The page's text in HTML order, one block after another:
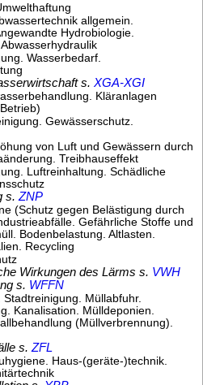
allgemein.
Hydrobiologie.
Wasserbedarf.
s.XGA-XGI
Kläranlagen
Gewässerschutz.
von Luft und Gewässern durch
Treibhauseffekt
Luftreinhaltung. Schädliche
s.ZNP
(Schutz gegen Belästigung durch
Gefährliche Stoffe und
Bodenbelastung. Altlasten.
Recycling
Wirkungen des Lärms s. VWH
s. WFFN
Müllabfuhr.
Kanalisation. Mülldeponien.
(Müllverbrennung).
s.ZFL
Haus-(geräte-)technik.